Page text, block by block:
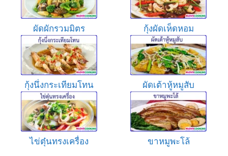
ผัดผักรวมมิตร กุ้งผัดเห็ดหอม
กุ้งนึ่งกระเทียมโทน ผัดเต้าหู้หมูสับ
ไข่ตุ๋นทรงเครื่อง ขาหมูพะโล้